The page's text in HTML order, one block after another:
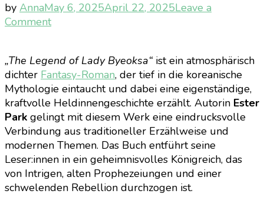
by AnnaMay 6, 2025April 22, 2025Leave a
Commenton
of
Lady
Byeoksa
–
Ester
Park
„The Legend of Lady Byeoksa“ ist ein atmosphärisch
dichter Fantasy-Roman, der tief in die koreanische
Mythologie eintaucht und dabei eine eigenständige,
kraftvolle Heldinnengeschichte erzählt. Autorin Ester
Park gelingt mit diesem Werk eine eindrucksvolle
Verbindung aus traditioneller Erzählweise und
modernen Themen. Das Buch entführt seine
Leser:innen in ein geheimnisvolles Königreich, das
von Intrigen, alten Prophezeiungen und einer
schwelenden Rebellion durchzogen ist.